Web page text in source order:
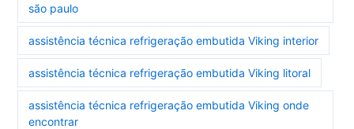
são paulo
assistência técnica refrigeração embutida Viking interior
assistência técnica refrigeração embutida Viking litoral
assistência técnica refrigeração embutida Viking onde
encontrar